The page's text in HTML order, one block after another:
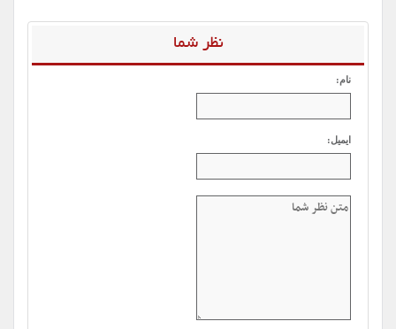
نظر شما
نام:
ایمیل: